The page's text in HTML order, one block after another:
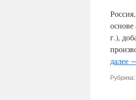
г.),
далее
Рубрика: